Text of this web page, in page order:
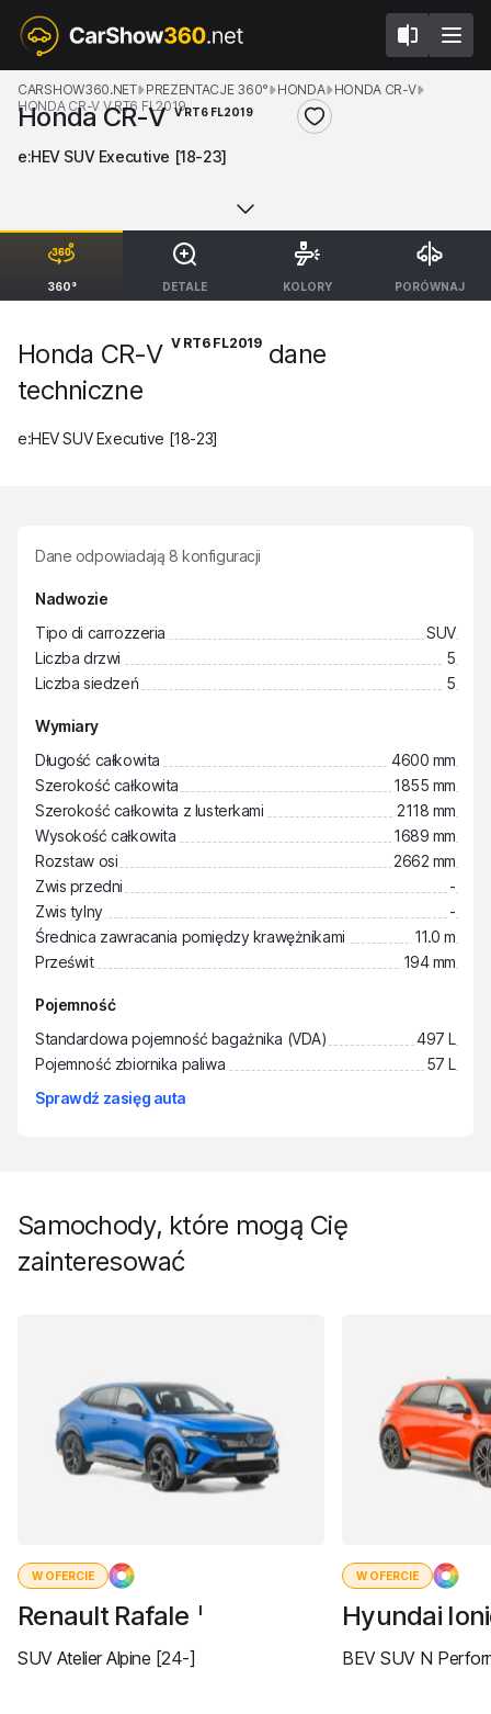
360° DETALE KOLORY PORÓWNAJ
CARSHOW360.NET PREZENTACJE 360° HONDA
HONDA CR-V
HONDA CR-V V RT6 FL2019
Honda CR-V V RT6 FL2019
e:HEV SUV Executive [18-23]
Honda CR-V V RT6 FL2019dane
techniczne
e:HEV SUV Executive [18-23]
Dane odpowiadają 8 konfiguracji
Nadwozie
Tipo di carrozzeria
SUV
Liczba drzwi
5
Liczba siedzeń
5
Wymiary
Długość całkowita
4600 mm
Szerokość całkowita
1855 mm
Szerokość całkowita z lusterkami
2118 mm
Wysokość całkowita
1689 mm
Rozstaw osi
2662 mm
Zwis przedni
-
Zwis tylny
-
Średnica zawracania pomiędzy krawężnikami
11.0 m
Prześwit
194 mm
Pojemność
Standardowa pojemność bagażnika (VDA)
497 L
Pojemność zbiornika paliwa
57 L
Sprawdź zasięg auta
Samochody, które mogą Cię
zainteresować
W OFERCIE
Renault Rafale I
SUV Atelier Alpine [24-]
W OFERCIE
Hyundai
BEV SUV N